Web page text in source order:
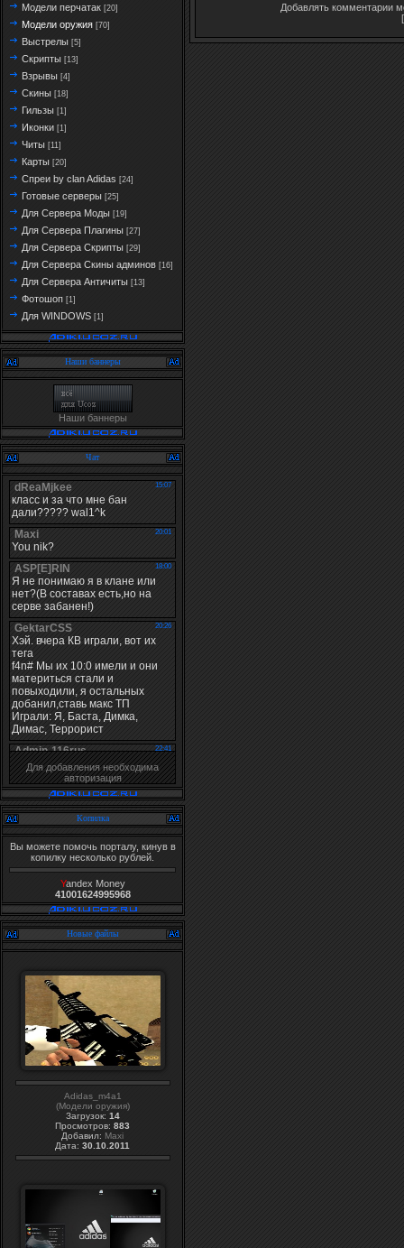
Модели перчатак [20]
Модели оружия [70]
Выстрелы [5]
Скрипты [13]
Взрывы [4]
Скины [18]
Гильзы [1]
Иконки [1]
Читы [11]
Карты [20]
Спреи by clan Adidas [24]
Готовые серверы [25]
Для Сервера Моды [19]
Для Сервера Плагины [27]
Для Сервера Скрипты [29]
Для Сервера Скины админов [16]
Для Сервера Античиты [13]
Фотошоп [1]
Для WINDOWS [1]
Наши баннеры
Наши баннеры
Чат
Для добавления необходима
авторизация
Копилка
Вы можете помочь порталу, кинув в
копилку несколько рублей.
Yandex Money
41001624995968
Новые файлы
Adidas_m4a1
(Модели оружия)
Загрузок: 14
Просмотров: 883
Добавил: Maxi
Дата: 30.10.2011
Добавлять комментарии